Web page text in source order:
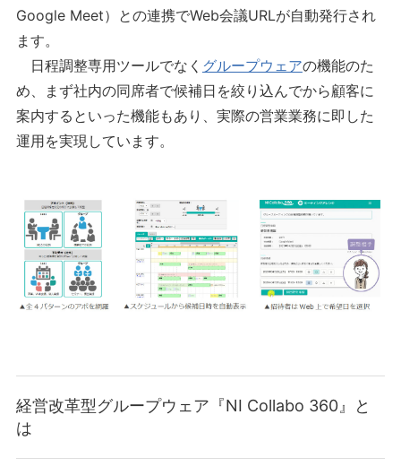
Google Meet）との連携でWeb会議URLが自動発行され
ます。
日程調整専用ツールでなく グループウェアの機能のた
め、まず社内の同席者で候補日を絞り込んでから顧客に
案内するといった機能もあり、実際の営業業務に即した
運用を実現しています。
経営改革型グループウェア『NI Collabo 360』と
は